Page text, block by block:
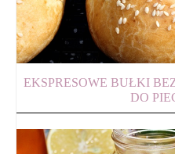
EKSPRESOWE BUŁKI
DO